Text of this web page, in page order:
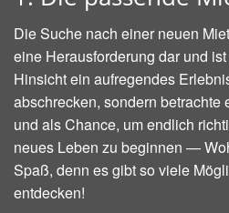
Die Suche nach einer neuen
eine Herausforderung dar und
Hinsicht ein aufregendes
abschrecken, sondern betrachte
und als Chance, um endlich
neues Leben zu beginnen —
Spaß, denn es gibt so viele
entdecken!